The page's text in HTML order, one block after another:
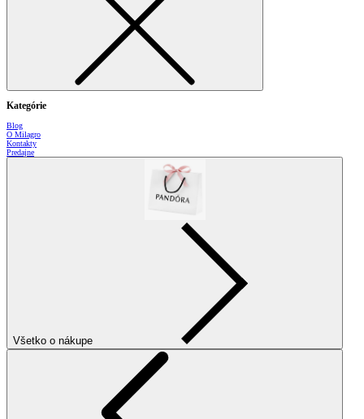
Kategórie
Blog
O Milagro
Kontakty
Predajne
Všetko o nákupe